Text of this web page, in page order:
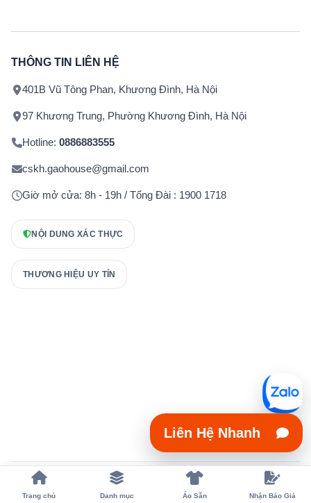
THÔNG TIN LIÊN HỆ
401B Vũ Tông Phan, Khương Đình, Hà Nội
97 Khương Trung, Phường Khương Đình, Hà Nội
Hotline: 0886883555
cskh.gaohouse@gmail.com
Giờ mở cửa: 8h - 19h / Tổng Đài : 1900 1718
NỘI DUNG XÁC THỰC
THƯƠNG HIỆU UY TÍN
Copyright 2023 © xuongmayaodongphuc.vn
Trang chủ Danh mục Áo Sẵn Nhận Báo Giá
Liên Hệ Nhanh